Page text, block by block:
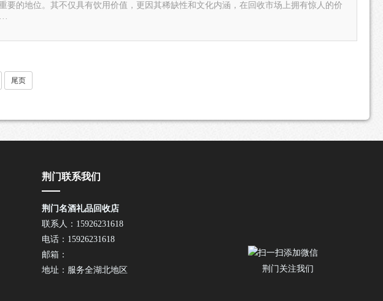
的地位。其不仅具有饮用价值，更因其稀缺性和文化内涵，在回收市场上拥有惊人的价
尾页
荆门关注我们
荆门联系我们
荆门名酒礼品回收店
联系人：15926231618
电话：15926231618
邮箱：
地址：服务全湖北地区